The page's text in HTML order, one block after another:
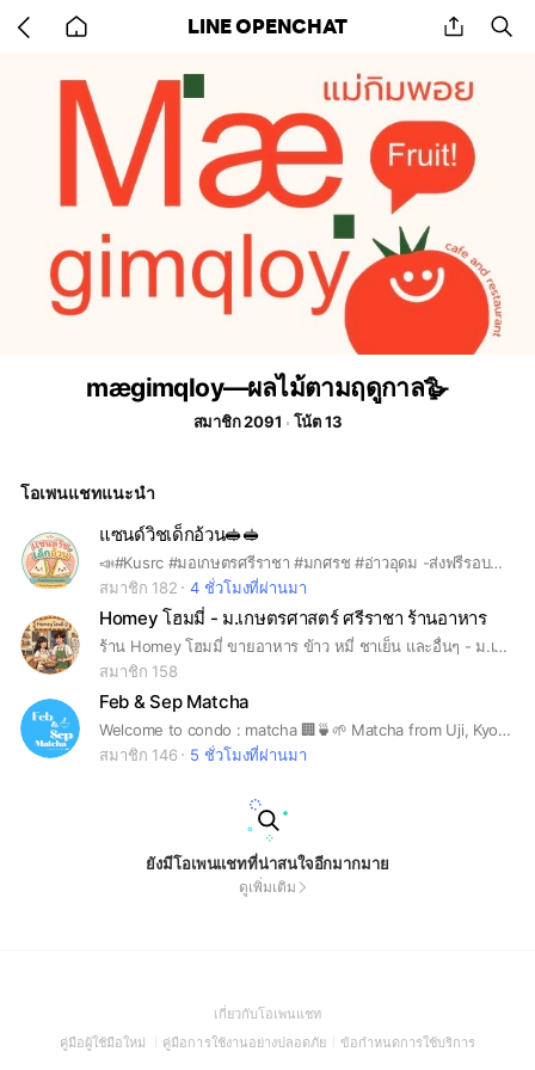
back LINE OPENCHAT share
mægimqloy—ผลไม้ตามฤดูกาล🪿
สมาชิก 2091 โน้ต 13
โอเพนแชทแนะนำ
แซนด์วิชเด็กอ้วน🥪🥪
📣#Kusrc #มอเกษตรศรีราชา #มกศรช #อ่าวอุดม -ส่งฟรีรอบมอ -ฝั่งอ่าว คอนโด ค่าส่ง+10 บาท🙏🏻🛵
สมาชิก 182
4 ชั่วโมงที่ผ่านมา
Homey โฮมมี่ - ม.เกษตรศาสตร์ ศรีราชา ร้านอาหาร
ร้าน Homey โฮมมี่ ขายอาหาร ข้าว หมี่ ชาเย็น และอื่นๆ - ม.เกษตรศาสตร์ ศรีราชา - #Homeyโฮมมี่ #มกศรช #kusrc #ร้านอาหาร
สมาชิก 158
Feb & Sep Matcha
Welcome to condo : matcha 🏢🍵🌱 Matcha from Uji, Kyoto, Japan 🇯🇵
สมาชิก 146
5 ชั่วโมงที่ผ่านมา
ยังมีโอเพนแชทที่น่าสนใจอีกมากมาย
ดูเพิ่มเติม
เกี่ยวกับโอเพนแชท(Open
in
คู่มือผู้ใช้มือใหม่
(Open
คู่มือการใช้งานอย่างปลอดภัย(Open
ข้อกำหนดการใช้บริการ(Open